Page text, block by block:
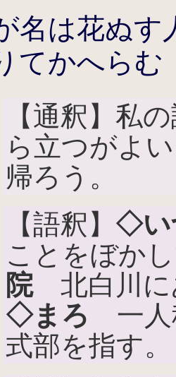
名は花ぬす
てかへらむ
【通釈】私
ら立つがよ
帰ろう。
【語釈】 ◇い
ことをぼか
院北白川に
◇まろ 一人
式部を指す。